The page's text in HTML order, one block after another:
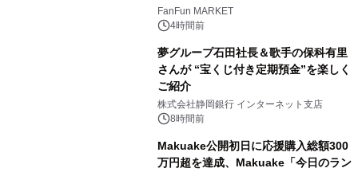
FanFun MARKET
4時間前
夢グループ石田社長＆歌手の保科有里
さんが “宝くじ付き定期預金”を楽しく
ご紹介
株式会社静岡銀行 インターネット支店
8時間前
Makuake公開初日に応援購入総額300
万円超を達成、Makuake「今日のラン